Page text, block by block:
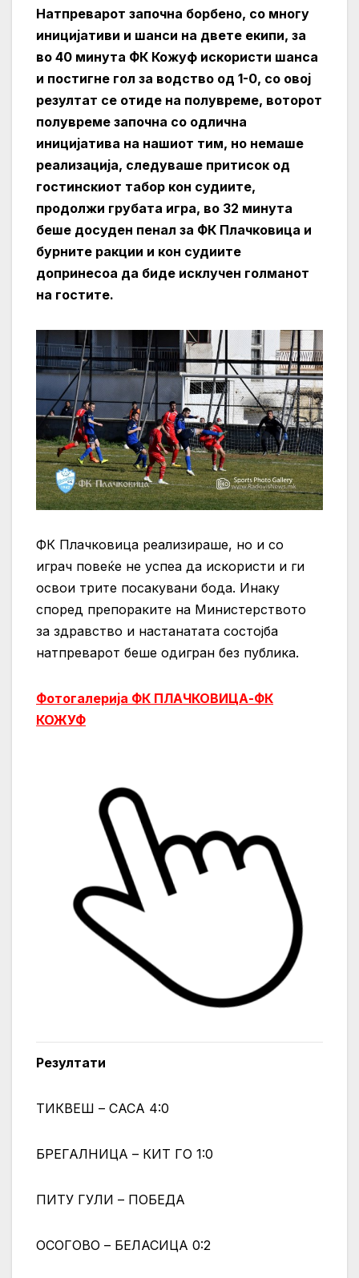
Натпреварот започна борбено, со многу
иницијативи и шанси на двете екипи, за
во 40 минута ФК Кожуф искористи шанса
и постигне гол за водство од 1-0, со овој
резултат се отиде на полувреме, воторот
полувреме започна со одлична
иницијатива на нашиот тим, но немаше
реализација, следуваше притисок од
гостинскиот табор кон судиите,
продолжи грубата игра, во 32 минута
беше досуден пенал за ФК Плачковица и
бурните ракции и кон судиите
допринесоа да биде исклучен голманот
на гостите.
ФК Плачковица реализираше, но и со
играч повеќе не успеа да искористи и ги
освои трите посакувани бода. Инаку
според препораките на Министерството
за здравство и настанатата состојба
натпреварот беше одигран без публика.
Фотогалерија ФК ПЛАЧКОВИЦА-ФК
КОЖУФ
Резултати
ТИКВЕШ – САСА 4:0
БРЕГАЛНИЦА – КИТ ГО 1:0
ПИТУ ГУЛИ – ПОБЕДА
ОСОГОВО – БЕЛАСИЦА 0:2